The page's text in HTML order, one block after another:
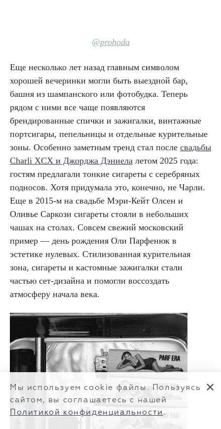
@prohoda
Еще несколько лет назад главным символом
хорошей вечеринки могли быть выездной бар,
башня из шампанского или фотобудка. Теперь
рядом с ними все чаще появляются
брендированные спички и зажигалки, винтажные
портсигары, пепельницы и отдельные курительные
зоны. Особенно заметным тренд стал после свадьбы
Charli XCX и Джорджа Дэниела летом 2025 года:
гостям предлагали тонкие сигареты с серебряных
подносов. Хотя придумала это, конечно, не Чарли.
Еще в 2015-м на свадьбе Мэри-Кейт Олсен и
Оливье Саркози сигареты стояли в небольших
чашах на столах. Совсем свежий московский
пример — день рождения Оли Парфенюк в
эстетике нулевых. Стилизованная курительная
зона, сигареты и кастомные зажигалки стали
частью сет-дизайна и помогли воссоздать
атмосферу начала века.
Мы используем cookie файлы. Пользуясь
сайтом, вы соглашаетесь с нашей
Политикой конфиденциальности .
✕